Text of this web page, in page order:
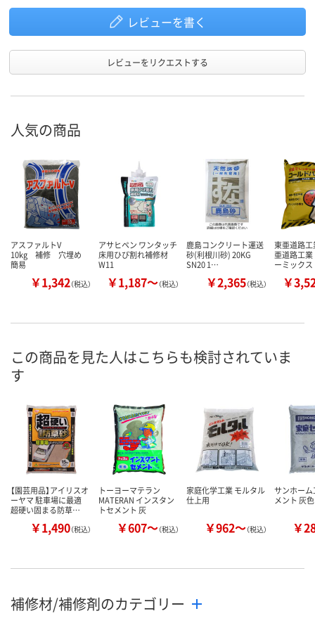
レビューを書く
レビューをリクエストする
人気の商品
アスファルトV
10kg 補修 穴埋め
簡易
￥1,342（税込）
アサヒペン ワンタッチ
床用ひび割れ補修材
W11
￥1,187～（税込）
鹿島コンクリート運送
砂(利根川砂) 20KG
SN20 1…
￥2,365（税込）
東亜道路工
亜道路工
ーミック
￥
この商品を見た人はこちらも検討されていま
す
【園芸用品】アイリスオ
ーヤマ 駐車場に最適
超硬い固まる防草…
￥1,490（税込）
トーヨーマテラン
MATERAN インスタン
トセメント 灰
￥607～（税込）
家庭化学工業 モルタル
仕上用
￥962～（税込）
サンホー
メント 灰色
￥
補修材/補修剤のカテゴリー